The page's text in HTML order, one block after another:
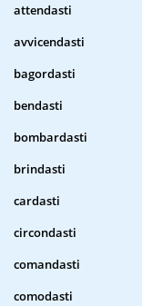
attendasti
avvicendasti
bagordasti
bendasti
bombardasti
brindasti
cardasti
circondasti
comandasti
comodasti